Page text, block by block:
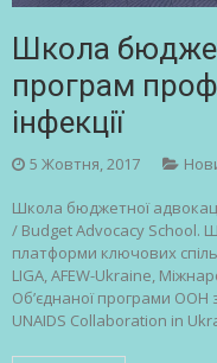
Школа
програм
інфекції
5 Жовтня, 2017
Школа бюджетної
/ Budget Advocacy School.
платформи ключових
LIGA, AFEW-Ukraine,
Об’єднаної програми
UNAIDS Collaboration in